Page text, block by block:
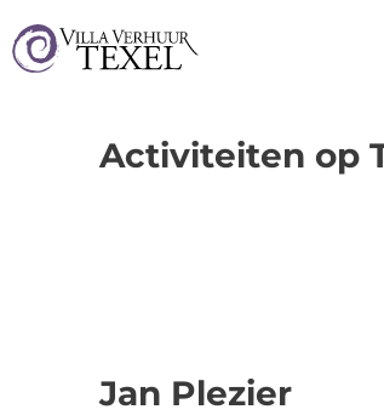
Activiteiten op
Jan Plezier